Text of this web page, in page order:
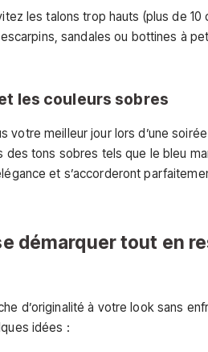
les talons trop hauts (plus de 10
sandales ou bottines à
les couleurs sobres
votre meilleur jour lors d’une
tons sobres tels que le bleu
et s’accorderont
démarquer tout en
d’originalité à votre look sans
idées :